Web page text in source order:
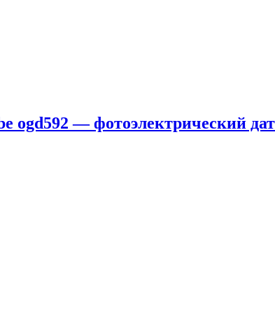
— фотоэлектрический